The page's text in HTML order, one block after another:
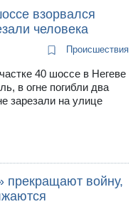
взорвался
человека
Происшествия
40 шоссе в Негеве
в огне погибли два
зарезали на улице
прекращают войну,